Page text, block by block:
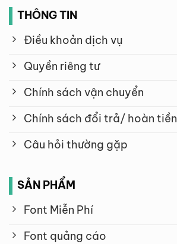
THÔNG TIN
Điều khoản dịch vụ
Quyền riêng tư
Chính sách vận chuyển
Chính sách đổi trả/ hoàn tiền
Câu hỏi thường gặp
SẢN PHẨM
Font Miễn Phí
Font quảng cáo